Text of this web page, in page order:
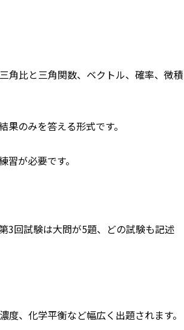
角比と三角関数、ベクトル、確率、微積
のみを答える形式です。
が必要です。
3回試験は大問が5題、どの試験も記述
、化学平衡など幅広く出題されます。